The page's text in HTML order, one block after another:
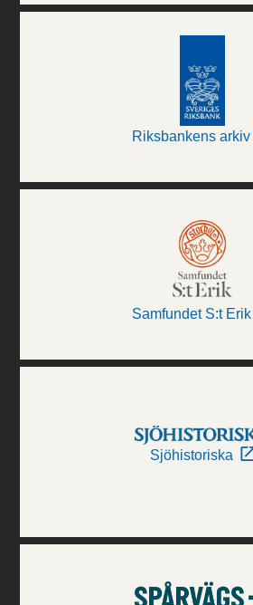
Riksbankens arkiv
Samfundet S:t Erik
Sjöhistoriska